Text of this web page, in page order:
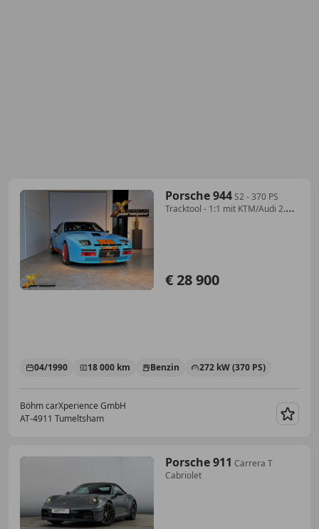
Porsche 944S2 - 370 PS
Tracktool - 1:1 mit KTM/Audi 2.0
€ 28 900
04/1990 18 000 km Benzin 272 kW (370 PS)
Böhm carXperience GmbH
AT-4911 Tumeltsham
Porsche 911 Carrera T
Cabriolet